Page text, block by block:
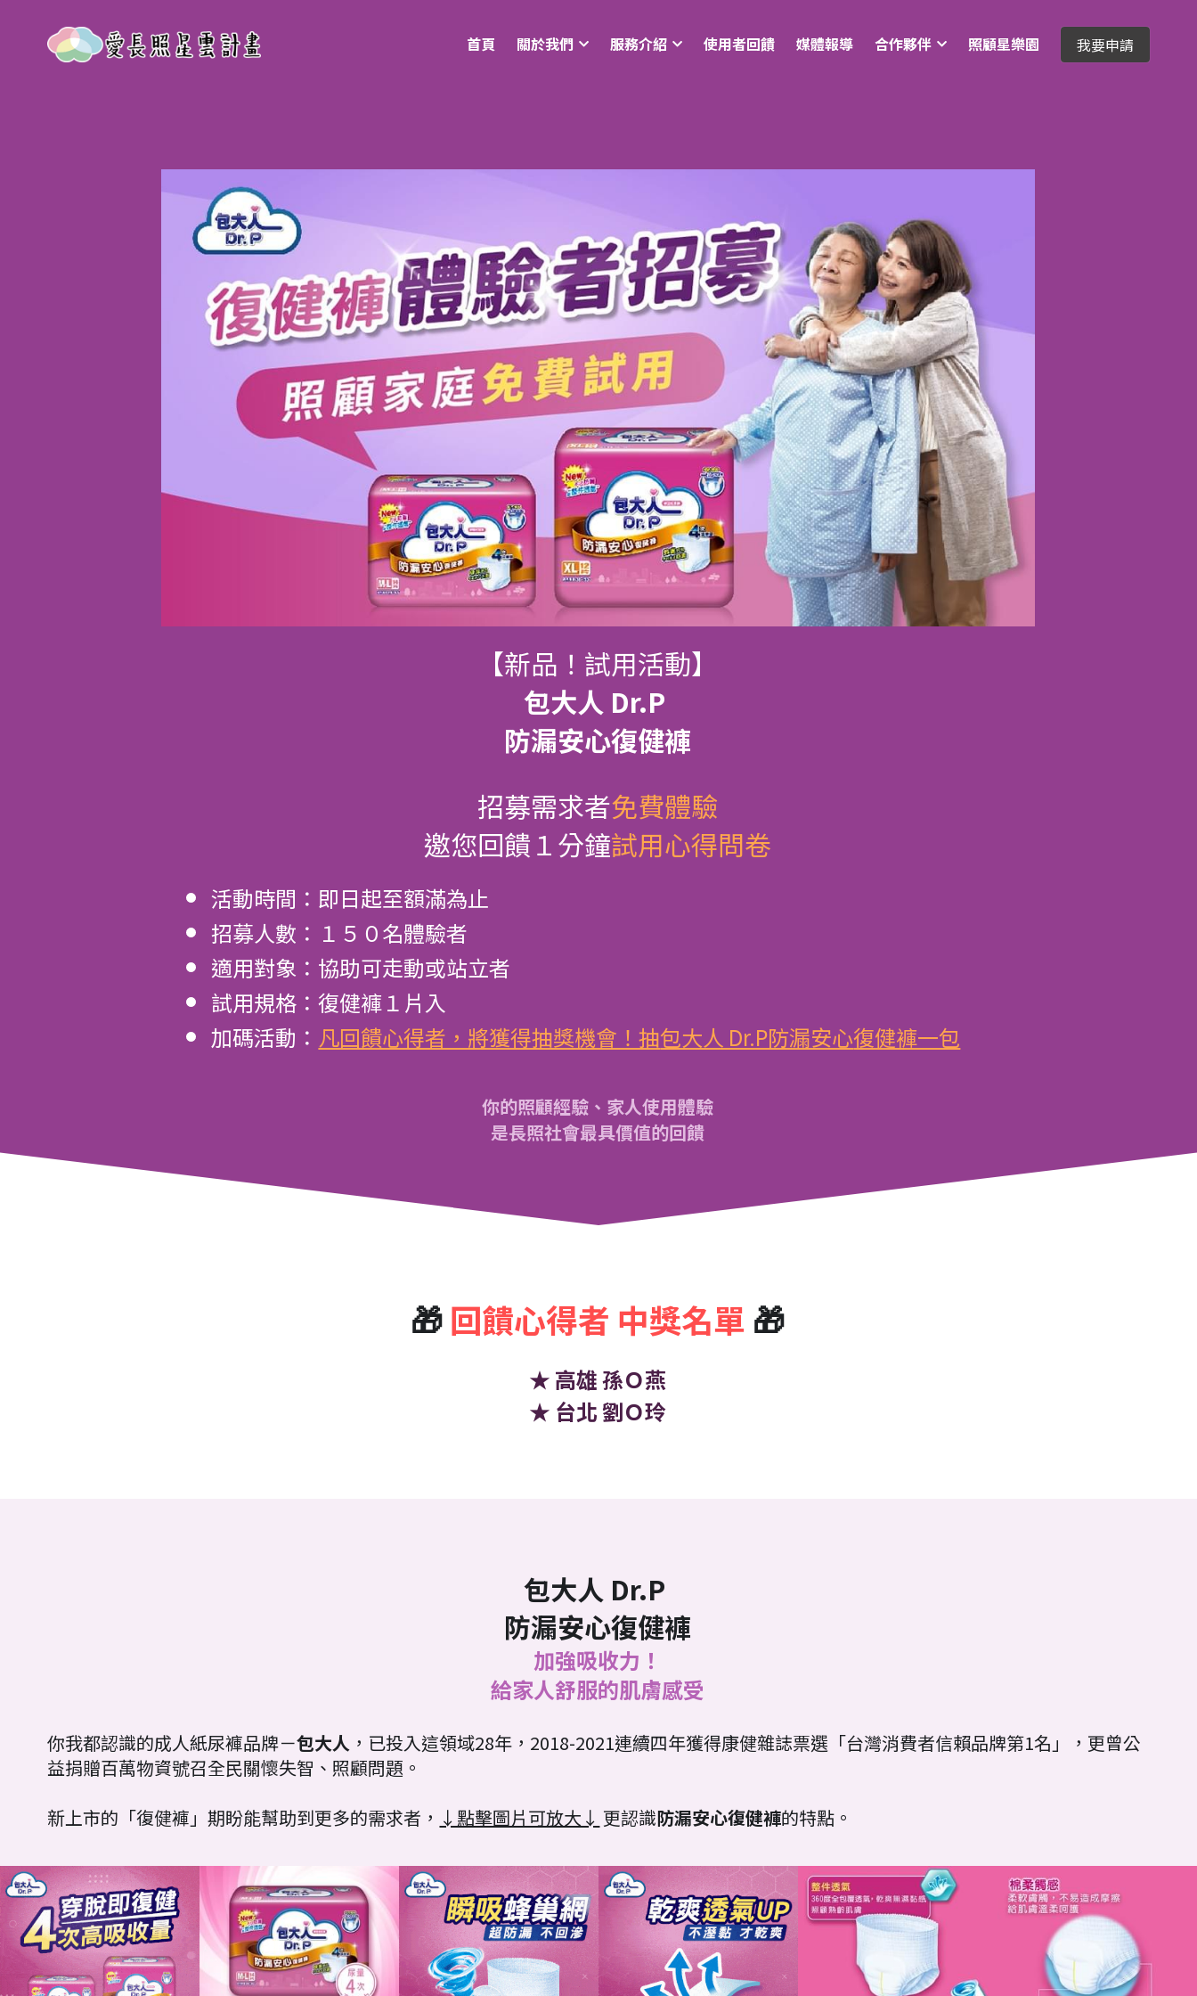
首頁 關於我們 服務介紹 使用者回饋 媒體報導 合作夥伴 照顧星樂園 我要申請
【新品！試用活動】
包大人 Dr.P
防漏安心復健褲
招募需求者免費體驗
邀您回饋１分鐘試用心得問卷
活動時間：即日起至額滿為止
招募人數：１５０名體驗者
適用對象：協助可走動或站立者
試用規格：復健褲１片入
加碼活動： 凡回饋心得者，將獲得抽獎機會！抽包大人 Dr.P防漏安心復健褲一包
你的照顧經驗、家人使用體驗
是長照社會最具價值的回饋
🎁 回饋心得者 中獎名單 🎁
★ 高雄 孫Ｏ燕
★ 台北 劉Ｏ玲
包大人 Dr.P
防漏安心復健褲
加強吸收力！
給家人舒服的肌膚感受
你我都認識的成人紙尿褲品牌－包大人 ，已投入這領域28年，2018-2021連續四年獲得康健雜誌票選「台灣消費者信賴品牌第1名」，更曾公
益捐贈百萬物資號召全民關懷失智、照顧問題。
新上市的「復健褲」期盼能幫助到更多的需求者， ↓點擊圖片可放大↓ 更認識防漏安心復健褲的特點。